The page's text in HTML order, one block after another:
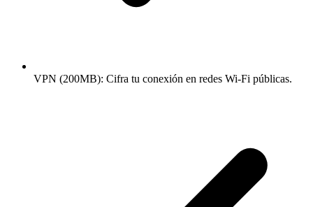
VPN (200MB): Cifra tu conexión en redes Wi-Fi públicas.